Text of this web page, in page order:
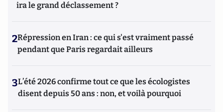
ira le grand déclassement ?
2Répression en Iran : ce qui s'est vraiment passé
pendant que Paris regardait ailleurs
3L’été 2026 confirme tout ce que les écologistes
disent depuis 50 ans : non, et voilà pourquoi